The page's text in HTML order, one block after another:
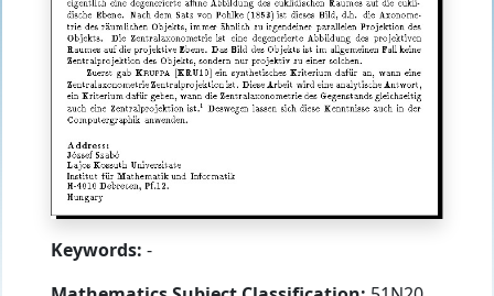
Keywords: -